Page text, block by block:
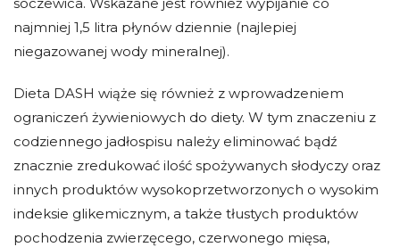
najmniej 1,5 litra płynów dziennie (najlepiej
niegazowanej wody mineralnej).
Dieta DASH wiąże się również z wprowadzeniem
ograniczeń żywieniowych do diety. W tym znaczeniu z
codziennego jadłospisu należy eliminować bądź
znacznie zredukować ilość spożywanych słodyczy oraz
innych produktów wysokoprzetworzonych o wysokim
indeksie glikemicznym, a także tłustych produktów
pochodzenia zwierzęcego, czerwonego mięsa,